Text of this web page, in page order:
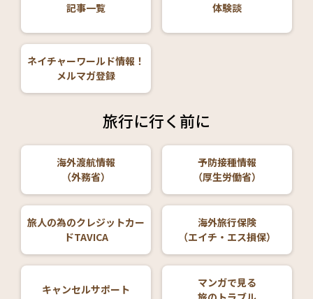
記事一覧 体験談
ネイチャーワールド情報！
メルマガ登録
旅行に行く前に
海外渡航情報
（外務省）
予防接種情報
（厚生労働省）
旅人の為のクレジットカー
ドTAVICA
海外旅行保険
（エイチ・エス損保）
キャンセルサポート
マンガで見る